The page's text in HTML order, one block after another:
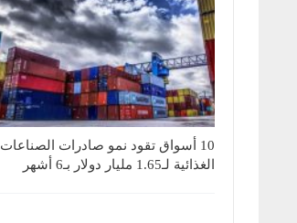
10 أسواق تقود نمو صادرات الصناعات
الغذائية لـ1.65 مليار دولار بـ6 أشهر